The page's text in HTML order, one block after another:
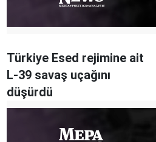
Türkiye Esed rejimine ait
L-39 savaş uçağını
düşürdü